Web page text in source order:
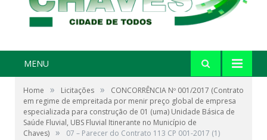
MENU
Home » Licitações »
CONCORRÊNCIA Nº 001/2017 (Contrato
em regime de empreitada por menir preço global de empresa
especializada para construção de 01 (uma) Unidade Básica de
Saúde Fluvial, UBS Fluvial Itinerante no Município de
Chaves) » 07 – Parecer do Contrato 113 CP 001-2017 (1)